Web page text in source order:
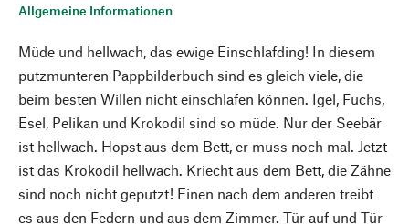
Allgemeine Informationen
Müde und hellwach, das ewige Einschlafding! In diesem
putzmunteren Pappbilderbuch sind es gleich viele, die
beim besten Willen nicht einschlafen können. Igel, Fuchs,
Esel, Pelikan und Krokodil sind so müde. Nur der Seebär
ist hellwach. Hopst aus dem Bett, er muss noch mal. Jetzt
ist das Krokodil hellwach. Kriecht aus dem Bett, die Zähne
sind noch nicht geputzt! Einen nach dem anderen treibt
es aus den Federn und aus dem Zimmer. Tür auf und Tür